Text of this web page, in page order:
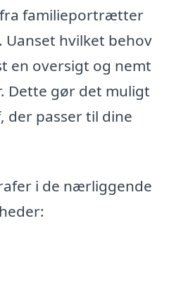
familieportrætter
hvilket behov
en oversigt og nemt
Dette gør det muligt
der passer til dine
i de nærliggende